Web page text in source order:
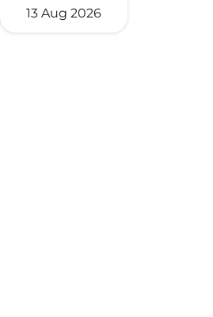
13 Aug 2026